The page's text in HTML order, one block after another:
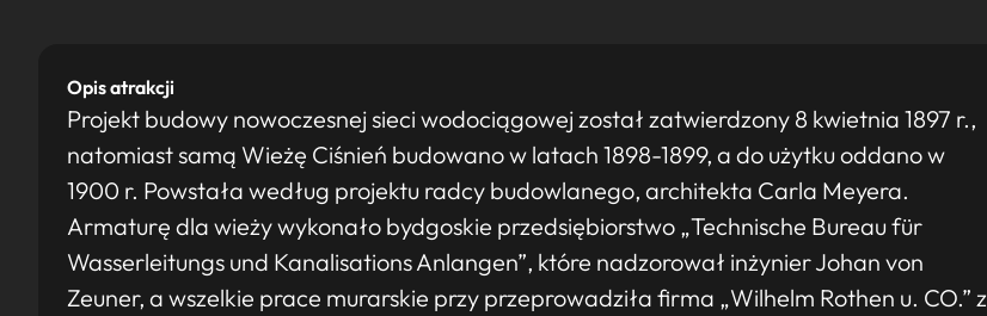
Opis atrakcji
Projekt budowy nowoczesnej sieci wodociągowej został zatwierdzony 8 kwietnia 1897 r.,
natomiast samą Wieżę Ciśnień budowano w latach 1898-1899, a do użytku oddano w
1900 r. Powstała według projektu radcy budowlanego, architekta Carla Meyera.
Armaturę dla wieży wykonało bydgoskie przedsiębiorstwo „Technische Bureau für
Wasserleitungs und Kanalisations Anlangen”, które nadzorował inżynier Johan von
Zeuner, a wszelkie prace murarskie przy przeprowadziła firma „Wilhelm Rothen u. CO.” z